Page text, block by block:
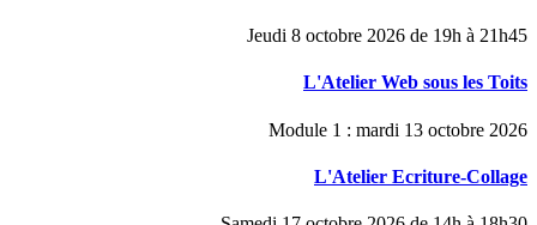
Jeudi 8 octobre 2026 de 19h à 21h45
L'Atelier Web sous les Toits
Module 1 : mardi 13 octobre 2026
L'Atelier Ecriture-Collage